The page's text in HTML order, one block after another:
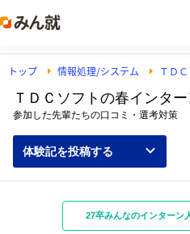
トップ 情報処理/システム ＴＤ
ＴＤＣソフトの春インタ
参加した先輩たちの口コミ・選考対策
体験記を投稿する
27卒みんなのインターン